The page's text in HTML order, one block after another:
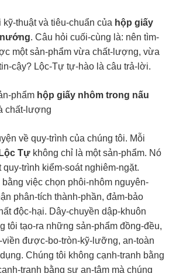
kỹ-thuật và tiêu-chuẩn của hộp giấy
. Câu hỏi cuối-cùng là: nên tìm-
một sản-phẩm vừa chất-lượng, vừa
cậy? Lộc-Tự tự-hào là câu trả-lời.
phẩm hộp giấy nhôm trong nấu
chất-lượng
về quy-trình của chúng tôi. Mỗi
Tự không chỉ là một sản-phẩm. Nó
quy-trình kiểm-soát nghiêm-ngặt.
việc chọn phôi-nhôm nguyên-
phân-tích thành-phần, đảm-bảo
độc-hại. Dây-chuyền dập-khuôn
tôi tạo-ra những sản-phẩm đồng-đều,
được-bo-tròn-kỹ-lưỡng, an-toàn
Chúng tôi không cạnh-tranh bằng
tranh bằng sự an-tâm mà chúng